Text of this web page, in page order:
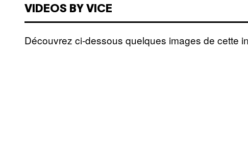
VIDEOS BY VICE
Découvrez ci-dessous quelques images de cette